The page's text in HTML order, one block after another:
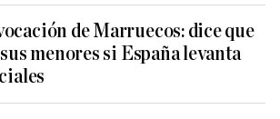
de Marruecos: dice que
menores si España levanta